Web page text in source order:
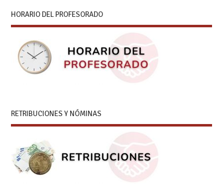
HORARIO DEL PROFESORADO
RETRIBUCIONES Y NÓMINAS